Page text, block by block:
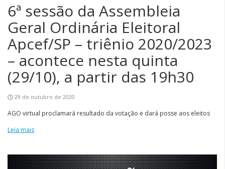
6ª sessão da Assembleia
Geral Ordinária Eleitoral
Apcef/SP – triênio 2020/2023
– acontece nesta quinta
(29/10), a partir das 19h30
29 de outubro de 2020
AGO virtual proclamará resultado da votação e dará posse aos eleitos
Leia mais